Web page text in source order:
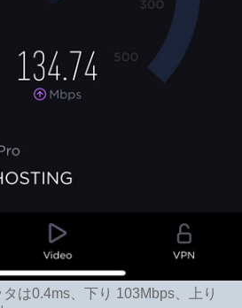
は0.4ms、下り 103Mbps、上り